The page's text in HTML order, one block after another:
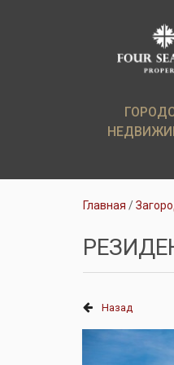
Элитные
Аренда
Главная
Назад